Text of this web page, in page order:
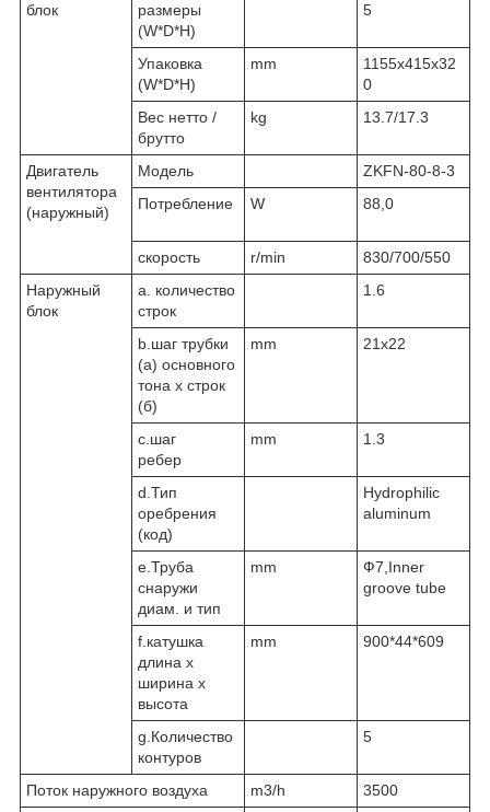
блок
размеры
(W*D*H)
5
Упаковка
(W*D*H)
mm
1155x415x32
0
Вес нетто /
брутто
kg 13.7/17.3
Двигатель
вентилятора
(наружный)
Модель
ZKFN-80-8-3
Потребление
W 88,0
скорость r/min
830/700/550
Наружный
блок
а. количество
строк
1.6
b.шаг трубки
(а) основного
тона х строк
(б)
mm 21x22
c.шаг
ребер
mm 1.3
d.Тип
оребрения
(код)
Hydrophilic
aluminum
e.Труба
снаружи
диам. и тип
mm
Ф7,Inner
groove tube
f.катушка
длина х
ширина х
высота
mm 900*44*609
g.Количество
контуров
5
Поток наружного воздуха m3/h
3500